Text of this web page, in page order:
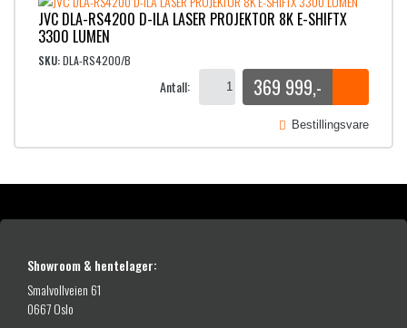
JVC DLA-RS4200 D-ILA LASER PROJEKTOR 8K E-SHIFTX
3300 LUMEN
SKU:DLA-RS4200/B
Antall: 369 999,-
Bestillingsvare
Showroom & hentelager:
Smalvollveien 61
0667 Oslo